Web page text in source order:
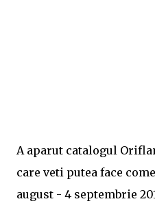
A aparut catalogul
care veti putea face
august - 4 septembrie